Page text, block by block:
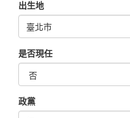
出生地
是否現任
政黨